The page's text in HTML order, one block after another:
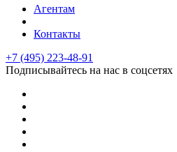
Агентам
Контакты
+7 (495) 223-48-91
Подписывайтесь на нас в соцсетях